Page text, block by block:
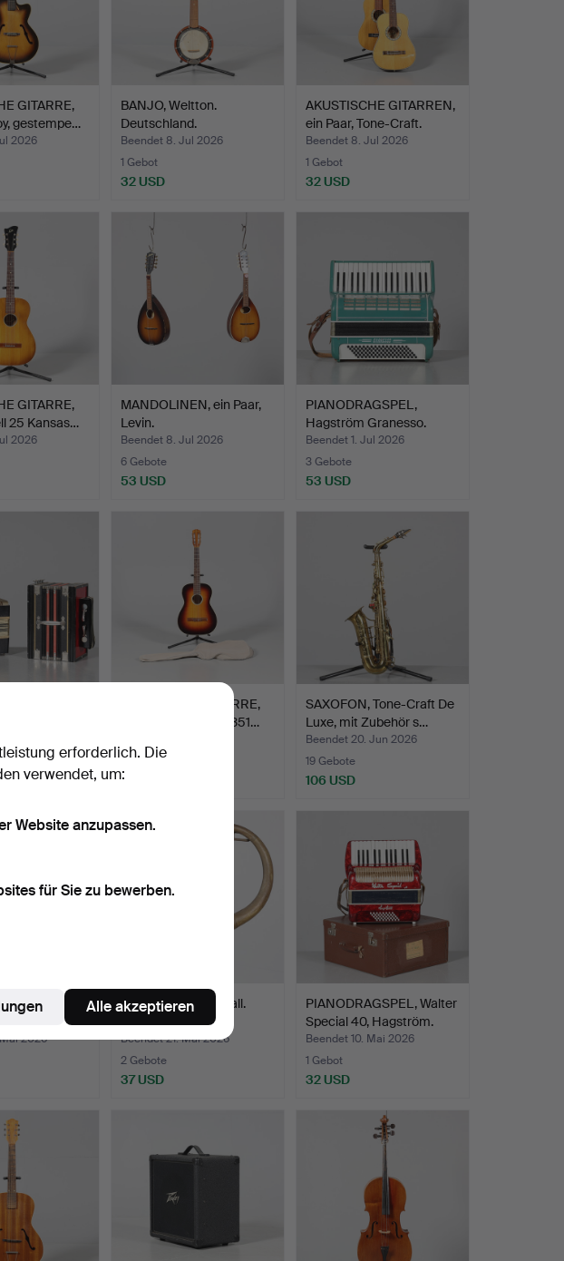
GITARRE,
gestempe…
2026
BANJO, Weltton.
Deutschland.
Beendet 8. Jul 2026
1 Gebot
32 USD
AKUSTISCHE GITARREN,
ein Paar, Tone-Craft.
Beendet 8. Jul 2026
1 Gebot
32 USD
GITARRE,
25 Kansas…
2026
MANDOLINEN, ein Paar,
Levin.
Beendet 8. Jul 2026
6 Gebote
53 USD
PIANODRAGSPEL,
Hagström Granesso.
Beendet 1. Jul 2026
3 Gebote
53 USD
AKUSTISCHE GITARRE,
Levin, gestempelt 1351…
7 Gebote
58 USD
SAXOFON, Tone-Craft De
Luxe, mit Zubehör s…
Beendet 20. Jun 2026
19 Gebote
106 USD
Modell LT-
2026
TUBA, 2 Stück, Metall.
Beendet 21. Mai 2026
2 Gebote
37 USD
PIANODRAGSPEL, Walter
Special 40, Hagström.
Beendet 10. Mai 2026
1 Gebot
32 USD
erforderlich. Die
verwendet, um:
Website anzupassen.
für Sie zu bewerben.
Alle akzeptieren